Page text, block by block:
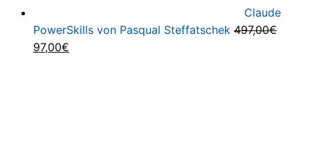
Claude
PowerSkills von Pasqual Steffatschek 497,00€
Ursprünglicher
97,00€